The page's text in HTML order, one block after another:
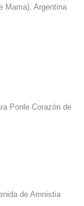
Mama). Argentina
Ponle Corazón de
de Amnistia